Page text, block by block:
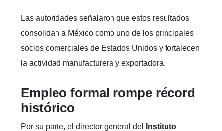
Las autoridades señalaron que estos resultados
consolidan a México como uno de los principales
socios comerciales de Estados Unidos y fortalecen
la actividad manufacturera y exportadora.
Empleo formal rompe récord
histórico
Por su parte, el director general del
Instituto